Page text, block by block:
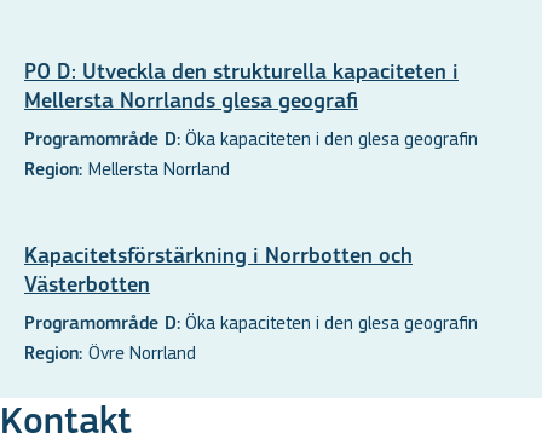
PO D: Utveckla den strukturella kapaciteten i
Mellersta Norrlands glesa geografi
Programområde D: Öka kapaciteten i den glesa geografin
Region: Mellersta Norrland
Kapacitetsförstärkning i Norrbotten och
Västerbotten
Programområde D: Öka kapaciteten i den glesa geografin
Region: Övre Norrland
Kontakt